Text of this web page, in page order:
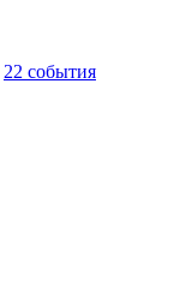
22 события